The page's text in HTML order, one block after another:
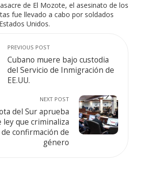
de El Mozote, el asesinato de los
fue llevado a cabo por soldados
Unidos.
PREVIOUS POST
Cubano muere bajo custodia
del Servicio de Inmigración de
EE.UU.
NEXT POST
del Sur aprueba
ley que criminaliza
confirmación de
género